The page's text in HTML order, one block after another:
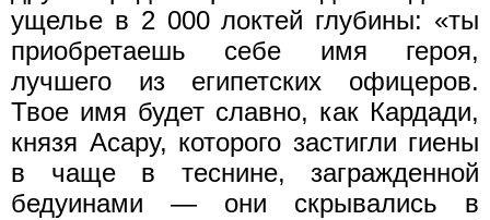
ущелье в 2 000 локтей глубины: «ты
приобретаешь себе имя героя,
лучшего из египетских офицеров.
Твое имя будет славно, как Кардади,
князя Асару, которого застигли гиены
в чаще в теснине, загражденной
бедуинами — они скрывались в